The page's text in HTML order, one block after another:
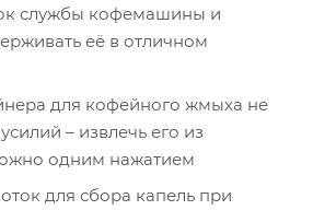
службы кофемашины и
её в отличном
для кофейного жмыха не
– извлечь его из
одним нажатием
для сбора капель при